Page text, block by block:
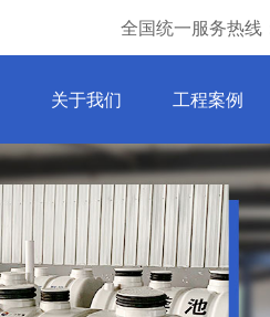
全国统一服务热线
关于我们 工程案例